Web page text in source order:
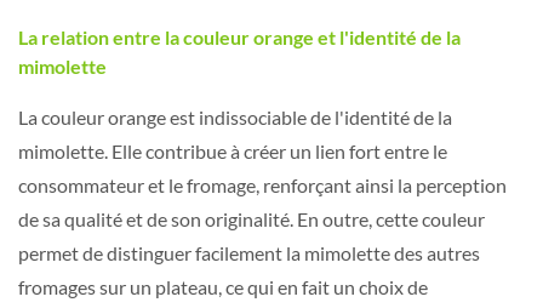
La relation entre la couleur orange et l'identité de la
mimolette
La couleur orange est indissociable de l'identité de la
mimolette. Elle contribue à créer un lien fort entre le
consommateur et le fromage, renforçant ainsi la perception
de sa qualité et de son originalité. En outre, cette couleur
permet de distinguer facilement la mimolette des autres
fromages sur un plateau, ce qui en fait un choix de